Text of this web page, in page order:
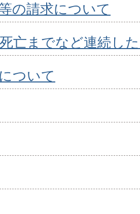
の請求について
亡までなど連続し
ついて